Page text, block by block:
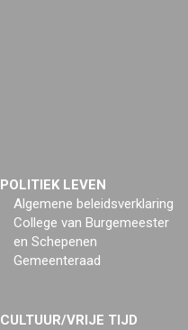
POLITIEK LEVEN
Algemene beleidsverklaring
College van Burgemeester
en Schepenen
Gemeenteraad
CULTUUR/VRIJE TIJD